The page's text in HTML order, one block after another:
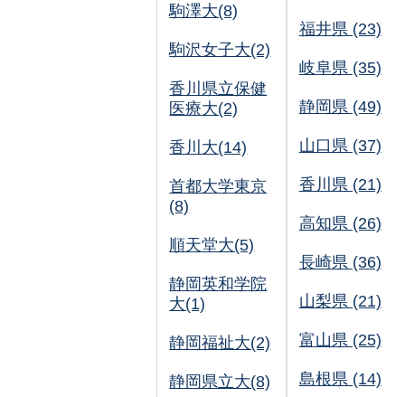
駒澤大(8)
駒沢女子大(2)
香川県立保健
医療大(2)
香川大(14)
首都大学東京
(8)
順天堂大(5)
静岡英和学院
大(1)
静岡福祉大(2)
静岡県立大(8)
福井県 (23)
岐阜県 (35)
静岡県 (49)
山口県 (37)
香川県 (21)
高知県 (26)
長崎県 (36)
山梨県 (21)
富山県 (25)
島根県 (14)